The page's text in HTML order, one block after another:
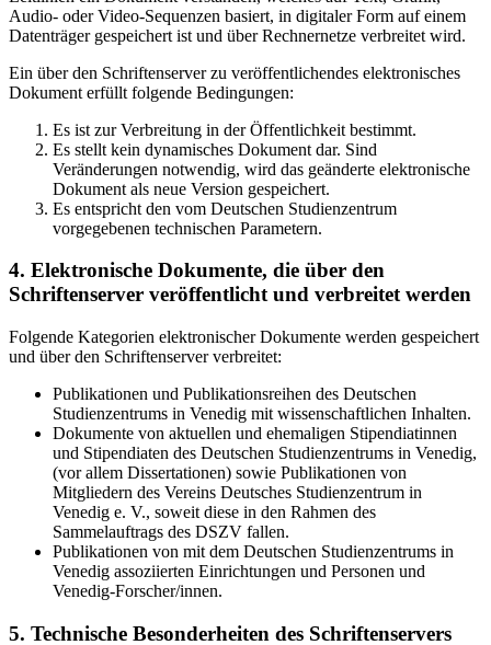
Audio- oder Video-Sequenzen basiert, in digitaler Form auf einem
Datenträger gespeichert ist und über Rechnernetze verbreitet wird.
Ein über den Schriftenserver zu veröffentlichendes elektronisches
Dokument erfüllt folgende Bedingungen:
Es ist zur Verbreitung in der Öffentlichkeit bestimmt.
Es stellt kein dynamisches Dokument dar. Sind
Veränderungen notwendig, wird das geänderte elektronische
Dokument als neue Version gespeichert.
Es entspricht den vom Deutschen Studienzentrum
vorgegebenen technischen Parametern.
4. Elektronische Dokumente, die über den
Schriftenserver veröffentlicht und verbreitet werden
Folgende Kategorien elektronischer Dokumente werden gespeichert
und über den Schriftenserver verbreitet:
Publikationen und Publikationsreihen des Deutschen
Studienzentrums in Venedig mit wissenschaftlichen Inhalten.
Dokumente von aktuellen und ehemaligen Stipendiatinnen
und Stipendiaten des Deutschen Studienzentrums in Venedig,
(vor allem Dissertationen) sowie Publikationen von
Mitgliedern des Vereins Deutsches Studienzentrum in
Venedig e. V., soweit diese in den Rahmen des
Sammelauftrags des DSZV fallen.
Publikationen von mit dem Deutschen Studienzentrums in
Venedig assoziierten Einrichtungen und Personen und
Venedig-Forscher/innen.
5. Technische Besonderheiten des Schriftenservers